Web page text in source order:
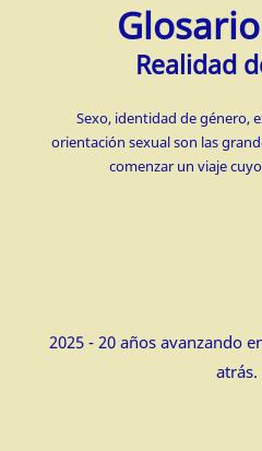
Realidad
Sexo, identidad de género,
orientación sexual son las
comenzar un viaje
2025 - 20 años avanzando
atrás.